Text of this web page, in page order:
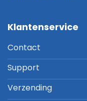
Klantenservice
Contact
Support
Verzending